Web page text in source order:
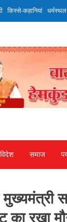
किस्से-कहानियां धर्मस्थल
समाज
का रखा